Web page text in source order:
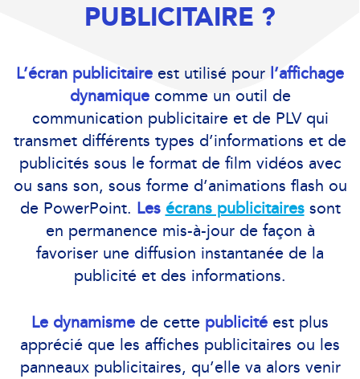
PUBLICITAIRE ?
L’écran publicitaire est utilisé pour l’affichage
dynamiquecomme un outil de
communication publicitaire et de PLV qui
transmet différents types d’informations et de
publicités sous le format de film vidéos avec
ou sans son, sous forme d’animations flash ou
de PowerPoint. Les écrans publicitairessont
en permanence mis-à-jour de façon à
favoriser une diffusion instantanée de la
publicité et des informations.
Le dynamisme de cette publicité est plus
apprécié que les affiches publicitaires ou les
panneaux publicitaires, qu’elle va alors venir